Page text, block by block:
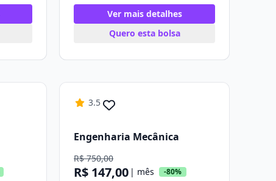
Ver mais detalhes
Quero esta bolsa
3.5
Engenharia Mecânica
R$ 750,00
R$ 147,00 | mês -80%